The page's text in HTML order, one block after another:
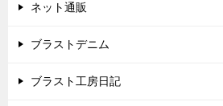
ネット通販
ブラストデニム
ブラスト工房日記